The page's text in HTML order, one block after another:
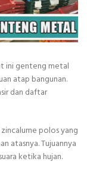
ini genteng metal
atap bangunan.
dan daftar
polos yang
atasnya. Tujuannya
ketika hujan.